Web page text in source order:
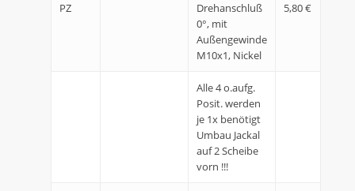
PZ
Drehanschluß
0°, mit
Außengewinde
M10x1, Nickel
5,80 €
Alle 4 o.aufg.
Posit. werden
je 1x benötigt
Umbau Jackal
auf 2 Scheibe
vorn !!!